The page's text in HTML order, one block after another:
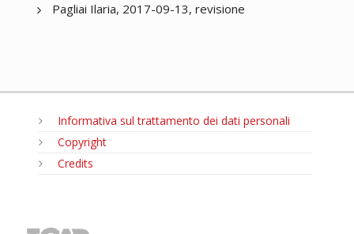
Pagliai Ilaria, 2017-09-13, revisione
Informativa sul trattamento dei dati personali
Copyright
Credits